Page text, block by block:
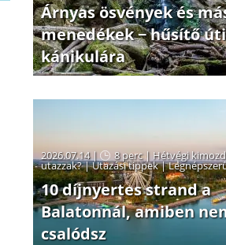
Árnyas ösvények és
menedékek − hűsítő
kánikulára
2026.07.14 | 8 perc| Hétvégi
utazzak?|Utazási tippek|
10 díjnyertes strand a
Balatonnál, amiben
csalódsz